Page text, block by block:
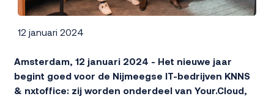
12 januari 2024
Amsterdam, 12 januari 2024 - Het nieuwe jaar
begint goed voor de Nijmeegse IT-bedrijven KNNS
& nxtoffice: zij worden onderdeel van Your.Cloud,